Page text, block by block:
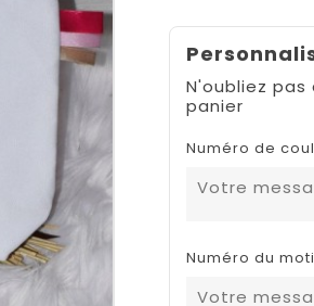
N'oubliez
panier
Numéro de
Numéro du